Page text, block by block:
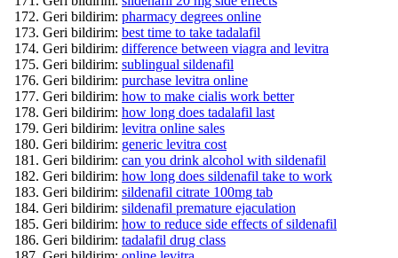
Geri bildirim: pharmacy degrees online
Geri bildirim: best time to take tadalafil
Geri bildirim: difference between viagra and levitra
Geri bildirim: sublingual sildenafil
Geri bildirim: purchase levitra online
Geri bildirim: how to make cialis work better
Geri bildirim: how long does tadalafil last
Geri bildirim: levitra online sales
Geri bildirim: generic levitra cost
Geri bildirim: can you drink alcohol with sildenafil
Geri bildirim: how long does sildenafil take to work
Geri bildirim: sildenafil citrate 100mg tab
Geri bildirim: sildenafil premature ejaculation
Geri bildirim: how to reduce side effects of sildenafil
Geri bildirim: tadalafil drug class